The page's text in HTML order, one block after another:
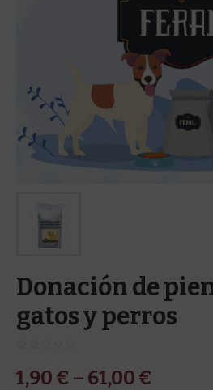
Donación de
gatos y perros
1,90 € – 61,00 €